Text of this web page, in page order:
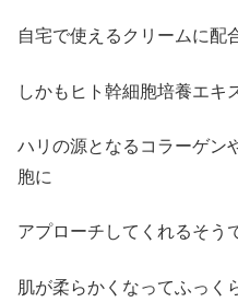
自宅で使えるクリームに配
しかもヒト幹細胞培養エキ
ハリの源となるコラーゲン
胞に
アプローチしてくれるそう
肌が柔らかくなってふっく